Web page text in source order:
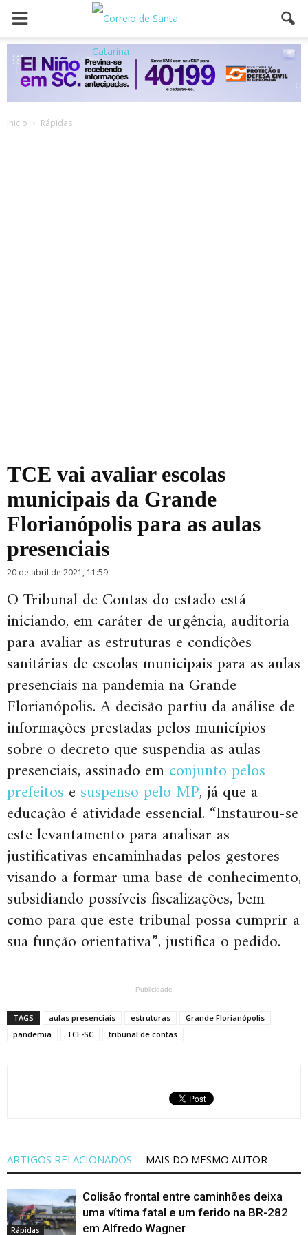
Inicio Rápidas
TCE vai avaliar escolas
municipais da Grande
Florianópolis para as aulas
presenciais
20 de abril de 2021, 11:59
O Tribunal de Contas do estado está
iniciando, em caráter de urgência, auditoria
para avaliar as estruturas e condições
sanitárias de escolas municipais para as aulas
presenciais na pandemia na Grande
Florianópolis. A decisão partiu da análise de
informações prestadas pelos municípios
sobre o decreto que suspendia as aulas
presenciais, assinado emconjunto pelos
prefeitos esuspenso pelo MP, já que a
educação é atividade essencial. “Instaurou-se
este levantamento para analisar as
justificativas encaminhadas pelos gestores
visando a formar uma base de conhecimento,
subsidiando possíveis fiscalizações, bem
como para que este tribunal possa cumprir a
sua função orientativa”, justifica o pedido.
Publicidade
TAGS aulas presenciais estruturas
Grande Florianópolis
pandemia
TCE-SC tribunal de contas
ARTIGOS RELACIONADOS MAIS DO MESMO AUTOR
Rápidas
Colisão frontal entre caminhões deixa
uma vítima fatal e um ferido na BR-282
em Alfredo Wagner